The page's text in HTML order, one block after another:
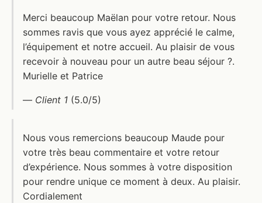
Merci beaucoup Maëlan pour votre retour. Nous
sommes ravis que vous ayez apprécié le calme,
l’équipement et notre accueil. Au plaisir de vous
recevoir à nouveau pour un autre beau séjour ?.
Murielle et Patrice
— Client 1 (5.0/5)
Nous vous remercions beaucoup Maude pour
votre très beau commentaire et votre retour
d’expérience. Nous sommes à votre disposition
pour rendre unique ce moment à deux. Au plaisir.
Cordialement